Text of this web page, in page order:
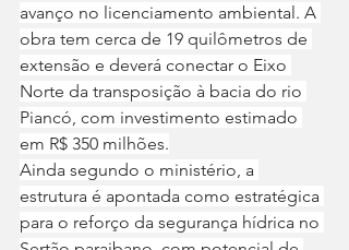
avanço no licenciamento ambiental. A
obra tem cerca de 19 quilômetros de
extensão e deverá conectar o Eixo
Norte da transposição à bacia do rio
Piancó, com investimento estimado
em R$ 350 milhões.
Ainda segundo o ministério, a
estrutura é apontada como estratégica
para o reforço da segurança hídrica no